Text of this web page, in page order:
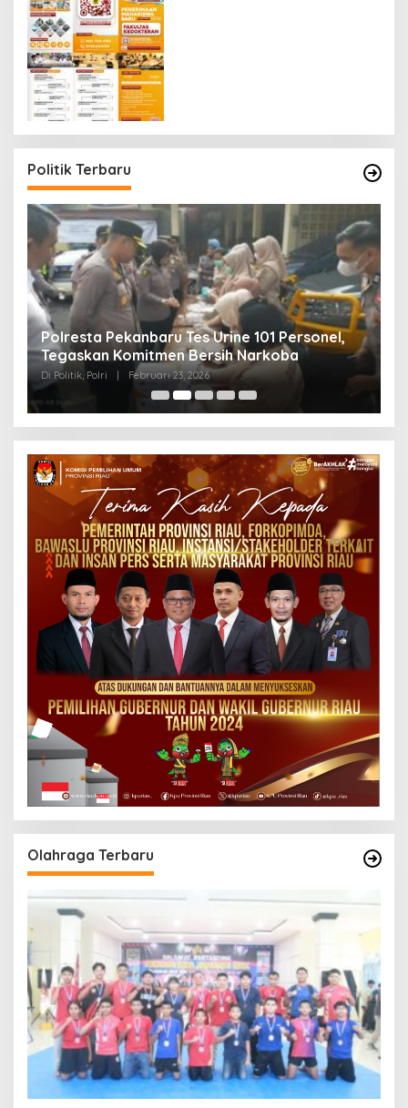
Politik Terbaru
Polresta Pekanbaru Tes Urine 101 Personel,
Tegaskan Komitmen Bersih Narkoba
Di Politik, Polri Februari 23, 2026
Olahraga Terbaru